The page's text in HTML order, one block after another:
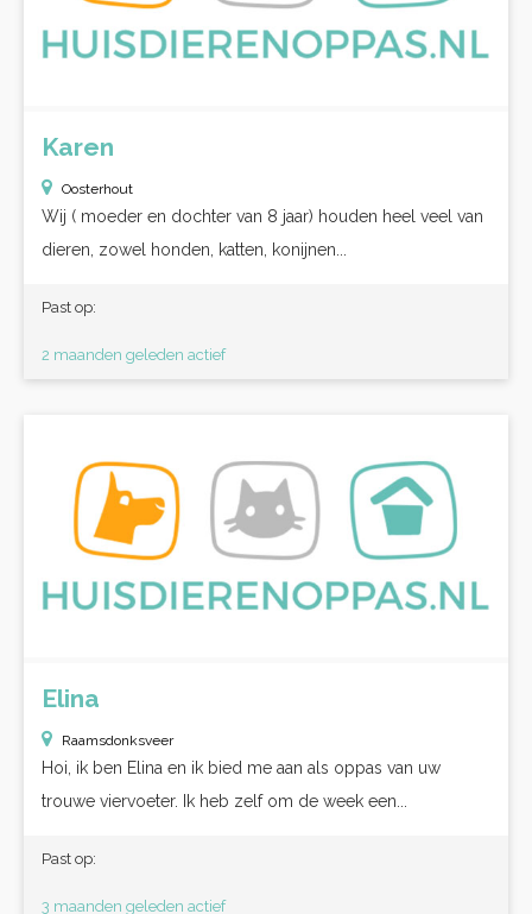
Karen
Oosterhout
Wij ( moeder en dochter van 8 jaar) houden heel veel van
dieren, zowel honden, katten, konijnen...
Past op:
2 maanden geleden actief
Elina
Raamsdonksveer
Hoi, ik ben Elina en ik bied me aan als oppas van uw
trouwe viervoeter. Ik heb zelf om de week een...
Past op:
3 maanden geleden actief